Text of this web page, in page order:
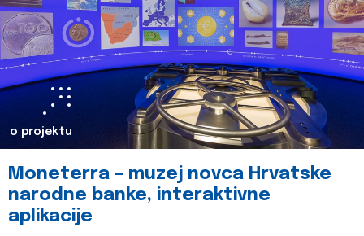
o projektu
Moneterra – muzej novca Hrvatske
narodne banke, interaktivne
aplikacije